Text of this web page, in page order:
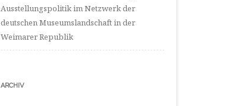
Ausstellungspolitik im Netzwerk der
deutschen Museumslandschaft in der
Weimarer Republik
ARCHIV